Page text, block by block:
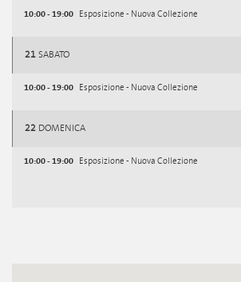
10:00 - 19:00 Esposizione - Nuova Collezione
21 SABATO
10:00 - 19:00 Esposizione - Nuova Collezione
22 DOMENICA
10:00 - 19:00 Esposizione - Nuova Collezione